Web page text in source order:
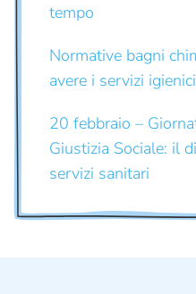
tempo
Normative bagni
avere i servizi
20 febbraio –
Giustizia Sociale: il
servizi sanitari